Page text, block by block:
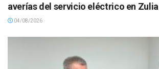
averías del servicio eléctrico en Zulia
04/08/2026